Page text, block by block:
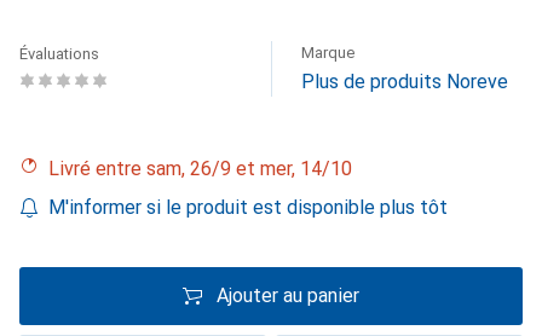
Évaluations Marque
Plus de produits Noreve
Livré entre sam, 26/9 et mer, 14/10
M'informer si le produit est disponible plus tôt
Ajouter au panier